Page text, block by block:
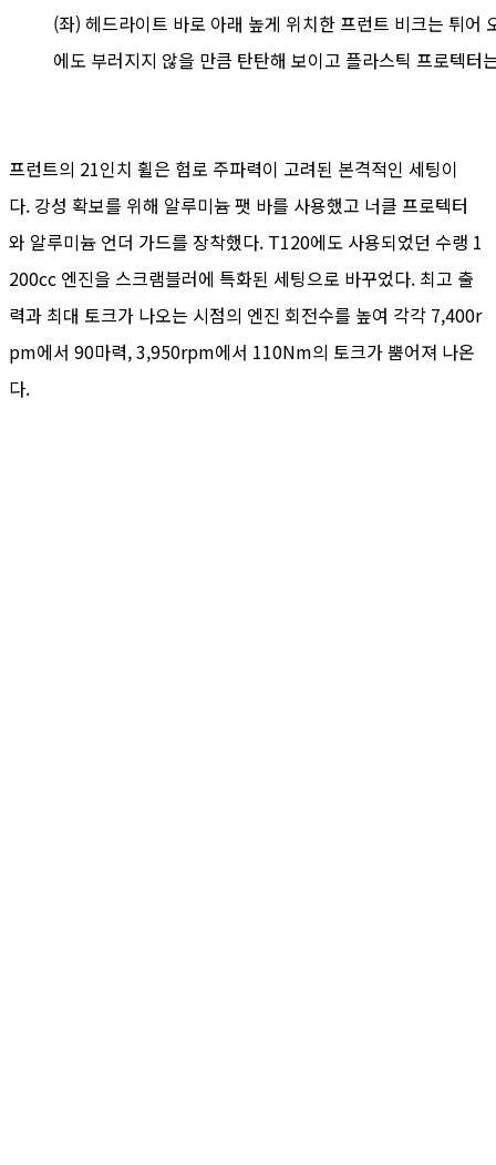
(좌) 헤드라이트 바로 아래 높게 위치한 프런트 비크는 튀
에도 부러지지 않을 만큼 탄탄해 보이고 플라스틱 프로텍터
프런트의 21인치 휠은 험로 주파력이 고려된 본격적인 세팅이
다. 강성 확보를 위해 알루미늄 팻 바를 사용했고 너클 프로텍터
와 알루미늄 언더 가드를 장착했다. T120에도 사용되었던 수랭 1
200cc 엔진을 스크램블러에 특화된 세팅으로 바꾸었다. 최고 출
력과 최대 토크가 나오는 시점의 엔진 회전수를 높여 각각 7,400r
pm에서 90마력, 3,950rpm에서 110Nm의 토크가 뿜어져 나온
다.